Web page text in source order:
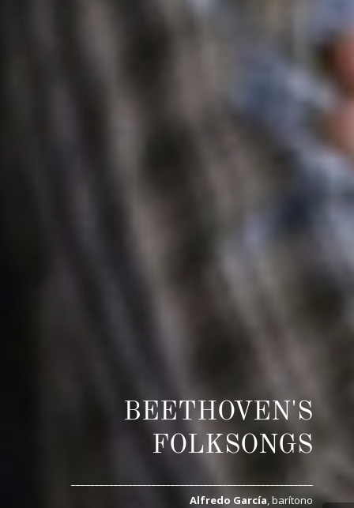
BEETHOVEN'S
FOLKSONGS
Alfredo García, barítono